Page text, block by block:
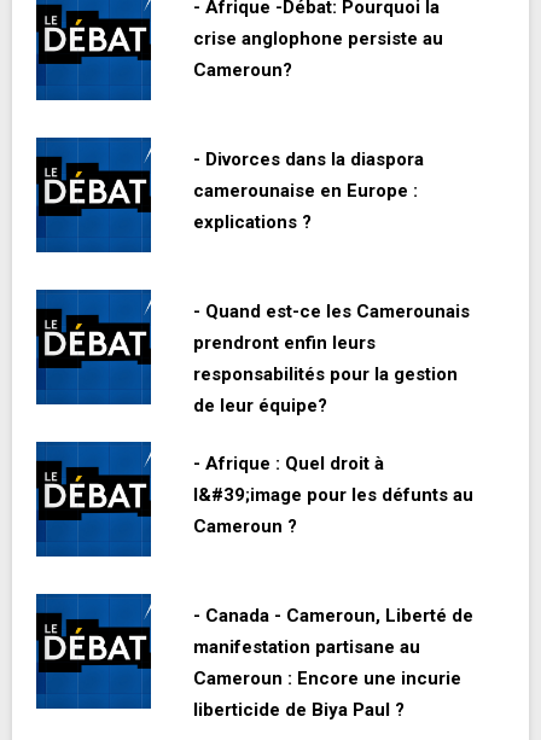
- Afrique -Débat: Pourquoi la
crise anglophone persiste au
Cameroun?
- Divorces dans la diaspora
camerounaise en Europe :
explications ?
- Quand est-ce les Camerounais
prendront enfin leurs
responsabilités pour la gestion
de leur équipe?
- Afrique : Quel droit à
l&#39;image pour les défunts au
Cameroun ?
- Canada - Cameroun, Liberté de
manifestation partisane au
Cameroun : Encore une incurie
liberticide de Biya Paul ?